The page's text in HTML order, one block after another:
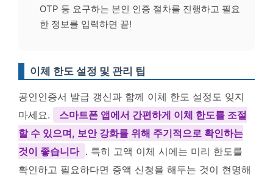
OTP 등 요구하는 본인 인증 절차를 진행하고 필요
한 정보를 입력하면 끝!
이체 한도 설정 및 관리 팁
공인인증서 발급 갱신과 함께 이체 한도 설정도 잊지
마세요.
스마트폰 앱에서 간편하게 이체 한도를 조절
할 수 있으며, 보안 강화를 위해 주기적으로 확인하는
것이 좋습니다 . 특히 고액 이체 시에는 미리 한도를
확인하고 필요하다면 증액 신청을 해두는 것이 현명해